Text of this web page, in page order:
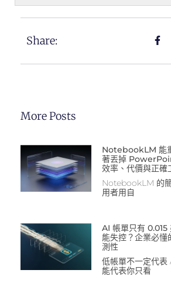
Share:
More Posts
NotebookLM 能
著丟掉
效率、代價與正確
NotebookLM 的
用者用自
AI 帳單只有 0.015
能失控？企業必
測性
低帳單不一定代表
能代表你只看